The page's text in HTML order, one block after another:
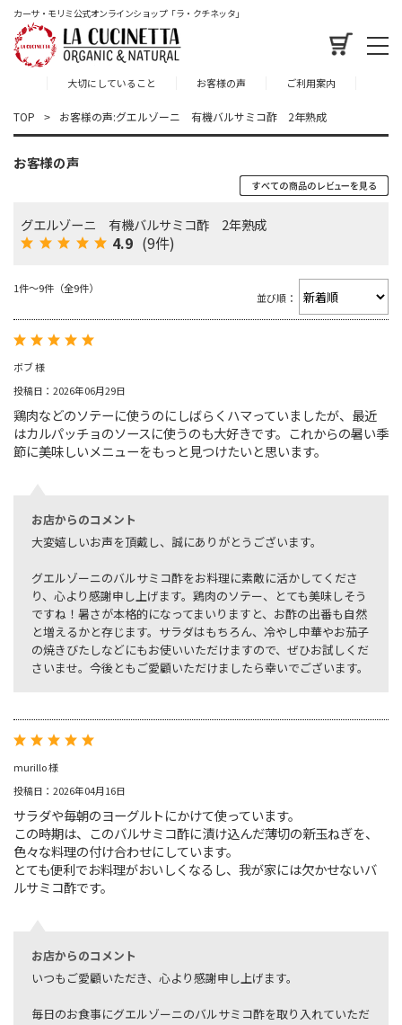
カーサ・モリミ公式オンラインショップ「ラ・クチネッタ」
大切にしていること お客様の声 ご利用案内
TOP お客様の声:グエルゾーニ 有機バルサミコ酢 2年熟成
お客様の声
グエルゾーニ 有機バルサミコ酢 2年熟成
4.9 (9件)
1件～9件（全9件）
並び順：
ボブ 様
投稿日：2026年06月29日
鶏肉などのソテーに使うのにしばらくハマっていましたが、最近
はカルパッチョのソースに使うのも大好きです。これからの暑い季
節に美味しいメニューをもっと見つけたいと思います。
お店からのコメント
大変嬉しいお声を頂戴し、誠にありがとうございます。
グエルゾーニのバルサミコ酢をお料理に素敵に活かしてくださ
り、心より感謝申し上げます。鶏肉のソテー、とても美味しそう
ですね！暑さが本格的になってまいりますと、お酢の出番も自然
と増えるかと存じます。サラダはもちろん、冷やし中華やお茄子
の焼きびたしなどにもお使いいただけますので、ぜひお試しくだ
さいませ。今後ともご愛顧いただけましたら幸いでございます。
murillo 様
投稿日：2026年04月16日
サラダや毎朝のヨーグルトにかけて使っています。
この時期は、このバルサミコ酢に漬け込んだ薄切の新玉ねぎを、
色々な料理の付け合わせにしています。
とても便利でお料理がおいしくなるし、我が家には欠かせないバ
ルサミコ酢です。
お店からのコメント
いつもご愛顧いただき、心より感謝申し上げます。
毎日のお食事にグエルゾーニのバルサミコ酢を取り入れていただ